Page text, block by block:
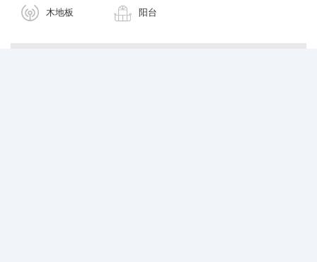
木地板 阳台